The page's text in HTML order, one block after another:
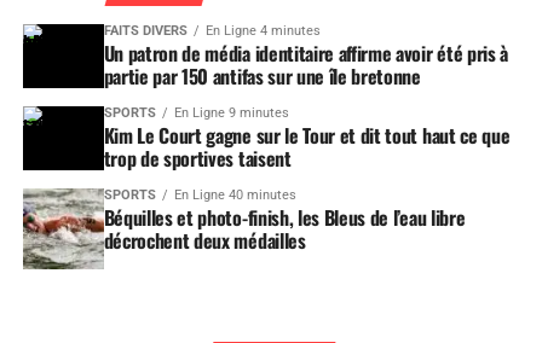
FAITS DIVERS En Ligne 4 minutes
Un patron de média identitaire affirme avoir été pris à
partie par 150 antifas sur une île bretonne
SPORTS En Ligne 9 minutes
Kim Le Court gagne sur le Tour et dit tout haut ce que
trop de sportives taisent
SPORTS En Ligne 40 minutes
Béquilles et photo-finish, les Bleus de l’eau libre
décrochent deux médailles